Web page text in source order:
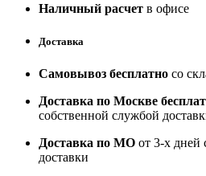
Наличный расчет в офисе
Доставка
Самовывоз бесплатно со
Доставка по Москве
собственной службой
Доставка по МО от 3-х дней
доставки